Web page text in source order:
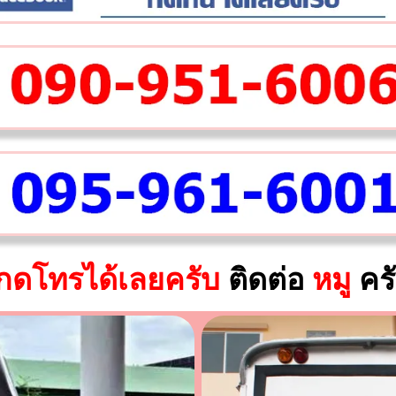
ดโทรได้เลยครับ ติดต่อ หมู ค